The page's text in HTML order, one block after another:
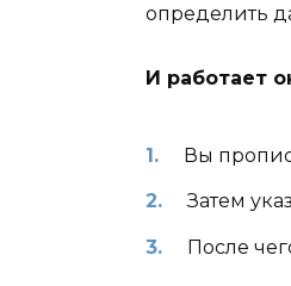
определить
И работает
Вы
Затем
После